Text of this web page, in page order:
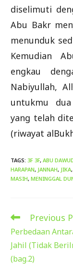
diselimuti
Abu Bakr
menunduk
Kemudian
engkau
Nabiyullah,
untukmu
yang telah
(riwayat
TAGS:3F 3F, ABU
HARAPAN, JANNAH, JIKA,
MASIH, MENINGGAL
Read
articles
Previous
Perbedaan
Jahil (Tidak
(bag.2)